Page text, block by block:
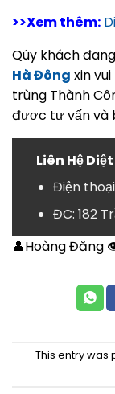
>>Xem thêm:
Qúy khách
Hà Đông xin
trùng Thành
được tư vấn và
Liên Hệ
Điện
ĐC: 182
👤Hoàng Đăng
This entry was